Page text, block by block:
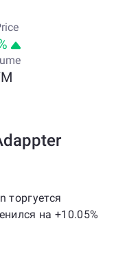
торгуется
на +10.05%